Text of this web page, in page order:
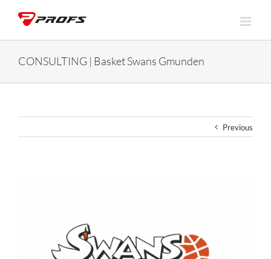
CONSULTING | Basket Swans Gmunden
Previous